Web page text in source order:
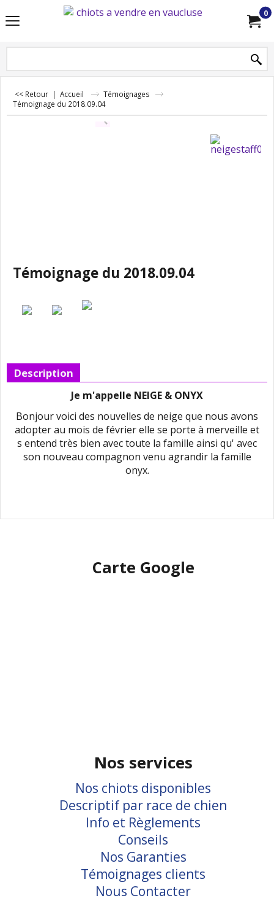
0
<< Retour | Accueil
Témoignages
Témoignage du 2018.09.04
Témoignage du 2018.09.04
Description
Je m'appelle NEIGE & ONYX
Bonjour voici des nouvelles de neige que nous avons
adopter au mois de février elle se porte à merveille et
s entend très bien avec toute la famille ainsi qu' avec
son nouveau compagnon venu agrandir la famille
onyx.
Carte Google
Nos services
Nos chiots disponibles
Descriptif par race de chien
Info et Règlements
Conseils
Nos Garanties
Témoignages clients
Nous Contacter